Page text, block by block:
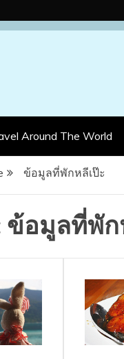
Around The World
ข้อมูลที่พักหลีเป๊ะ
ข้อมูลที่พัก